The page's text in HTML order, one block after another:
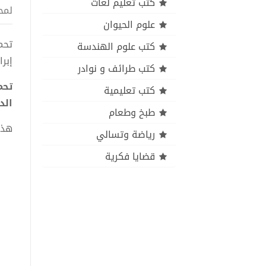
علوم الحيوان
كتب علوم الهندسة
كتب طرائف و نوادر
كتب تعليمية
طبخ وطعام
رياضة وتسالي
قضايا فكرية